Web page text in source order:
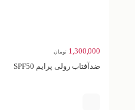
1,300,000 تومان
ضدآفتاب رولی پرایم SPF50